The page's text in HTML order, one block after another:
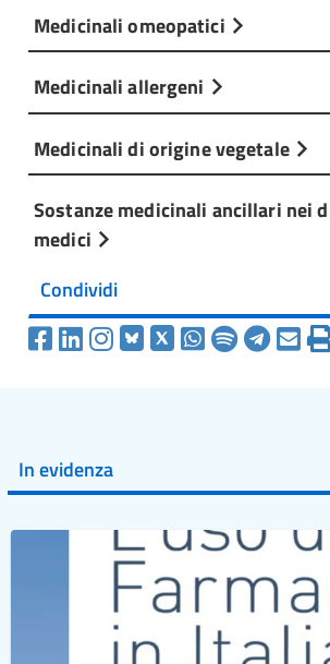
Medicinali omeopatici
Medicinali allergeni
Medicinali di origine vegetale
Sostanze medicinali ancillari nei
medici
Condividi
In evidenza